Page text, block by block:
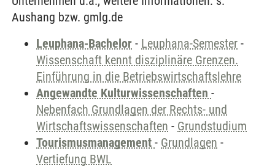
Aushang bzw. gmlg.de
Leuphana-Bachelor - Leuphana-Semester -
Wissenschaft kennt disziplinäre Grenzen.
Einführung in die Betriebswirtschaftslehre
Angewandte Kulturwissenschaften -
Nebenfach Grundlagen der Rechts- und
Wirtschaftswissenschaften - Grundstudium
Tourismusmanagement - Grundlagen -
Vertiefung BWL